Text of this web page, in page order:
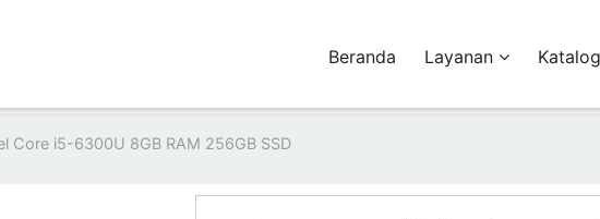
Beranda Layanan
Core i5-6300U 8GB RAM 256GB SSD